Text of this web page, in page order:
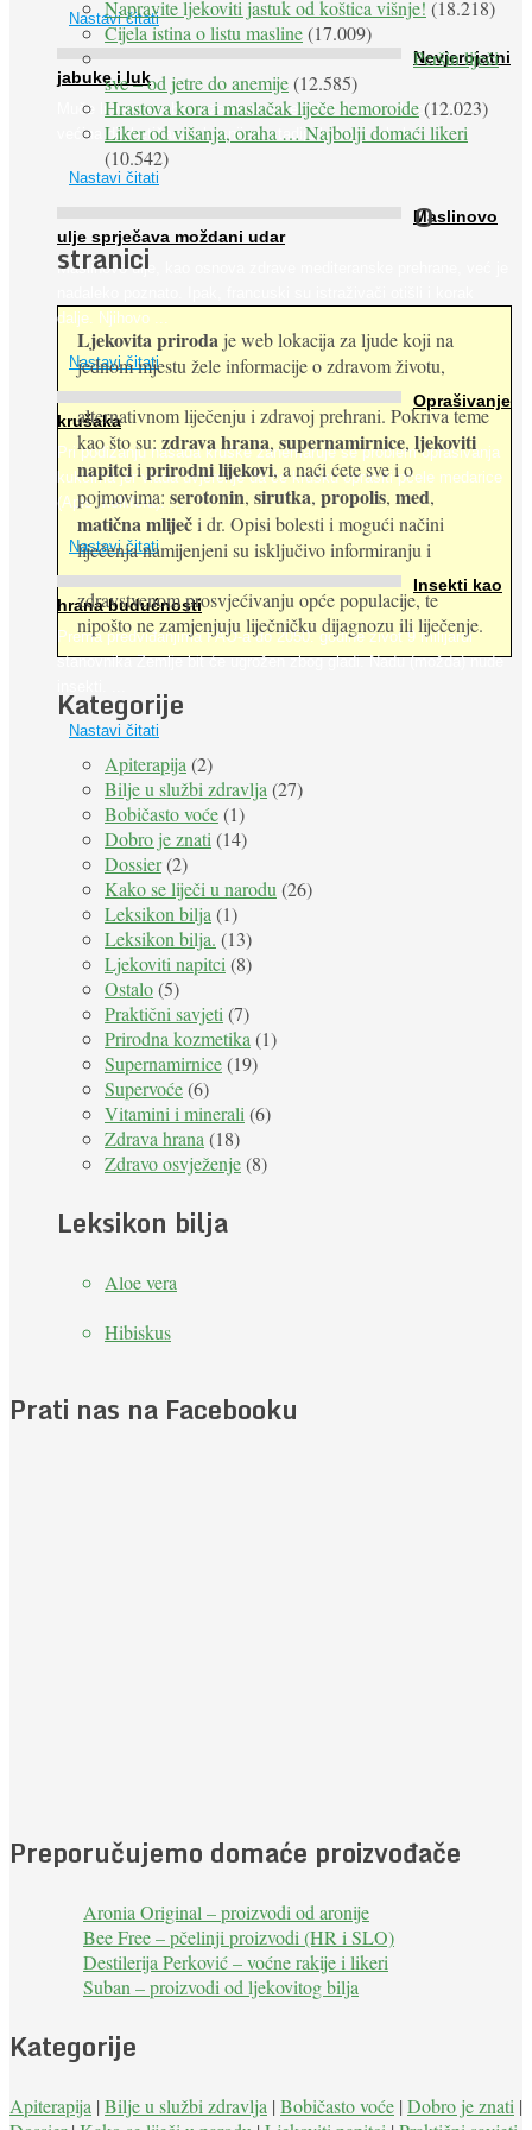
Nastavi čitati
Nevjerojatni
jabuke i luk
Muče li vas tegobe vezane uz srce, oči i živce, od kojih pati
većina dijabetičara u kasnijem stadiju bolesti, jabuke ...
Nastavi čitati
Maslinovo
ulje sprječava moždani udar
Maslinovo ulje, kao osnova zdrave mediteranske prehrane, već je
dalje. Njihovo ...
Nastavi čitati
Oprašivanje
krušaka
Pri podizanju nasada kruške zanemaruje se problem oprašivanja
kukcima jer vlada uvjerenje da će krušku oprašiti pčele medarice
(Apis mellifera). ...
Nastavi čitati
Insekti kao
hrana budućnosti
Prema predviđanjima FAO-a do 2050. godine život 9 milijardi
stanovnika Zemlje bit će ugrožen zbog gladi. Nadu (možda) nude
Nastavi čitati
Napravite ljekoviti jastuk od koštica višnje! (18.218)
Cijela istina o listu masline(17.009)
Peršin liječi
sve – od jetre do anemije(12.585)
Hrastova kora i maslačak liječe hemoroide(12.023)
Liker od višanja, oraha … Najbolji domaći likeri
(10.542)
O
stranici
Ljekovita priroda je web lokacija za ljude koji na
jednom mjestu žele informacije o zdravom životu,
alternativnom liječenju i zdravoj prehrani. Pokriva teme
kao što su: zdrava hrana, supernamirnice, ljekoviti
napitciiprirodni lijekovi, a naći ćete sve i o
pojmovima: serotonin, sirutka, propolis, med,
matična mliječi dr. Opisi bolesti i mogući načini
liječenja namijenjeni su isključivo informiranju i
zdravstvenom prosvjećivanju opće populacije, te
nipošto ne zamjenjuju liječničku dijagnozu ili liječenje.
Kategorije
Apiterapija (2)
Bilje u službi zdravlja (27)
Bobičasto voće(1)
Dobro je znati (14)
Dossier(2)
Kako se liječi u narodu (26)
Leksikon bilja (1)
Leksikon bilja. (13)
Ljekoviti napitci (8)
Ostalo(5)
Praktični savjeti (7)
Prirodna kozmetika (1)
Supernamirnice(19)
Supervoće(6)
Vitamini i minerali (6)
Zdrava hrana (18)
Zdravo osvježenje(8)
Leksikon bilja
Aloe vera
Hibiskus
Prati nas na Facebooku
Preporučujemo domaće proizvođače
Aronia Original – proizvodi od aronije
Bee Free – pčelinji proizvodi (HR i SLO)
Destilerija Perković – voćne rakije i likeri
Suban – proizvodi od ljekovitog bilja
Kategorije
Apiterapija | Bilje u službi zdravlja | Bobičasto voće | Dobro je znati |